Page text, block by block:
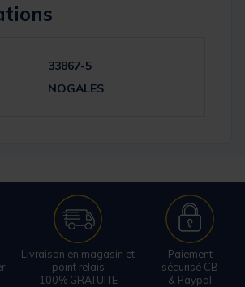
33867-5
NOGALES
Livraison en magasin et
point relais
100% GRATUITE
Paiement
sécurisé CB
& Paypal